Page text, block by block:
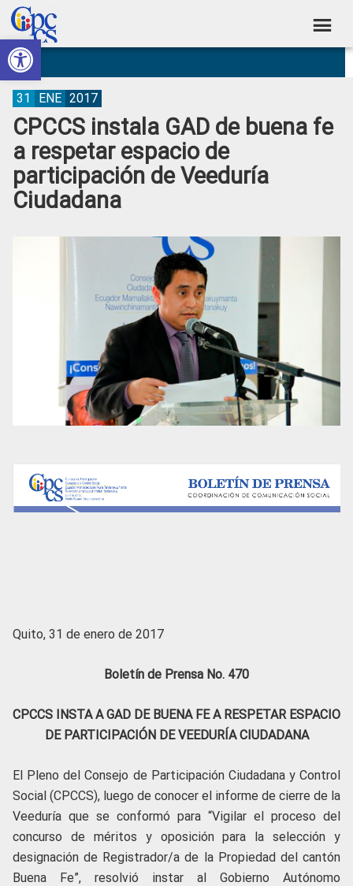
Abrir barra de herramientas
Skip
to
primary
navigation
Skip
to
main
content
Skip
to
primary
sidebar
Skip
to
footer
Consejo
de
Participación
Ciudadana
Control
Social
Construyendo
Poder
Ciudadano
CPCCS instala GAD de buena fe
a respetar espacio de
participación de Veeduría
Ciudadana
31 ENE 2017
Quito, 31 de enero de 2017
Boletín de Prensa No. 470
CPCCS INSTA A GAD DE BUENA FE A RESPETAR ESPACIO
DE PARTICIPACIÓN DE VEEDURÍA CIUDADANA
El Pleno del Consejo de Participación Ciudadana y Control
Social (CPCCS), luego de conocer el informe de cierre de la
Veeduría que se conformó para “Vigilar el proceso del
concurso de méritos y oposición para la selección y
designación de Registrador/a de la Propiedad del cantón
Buena Fe”, resolvió instar al Gobierno Autónomo